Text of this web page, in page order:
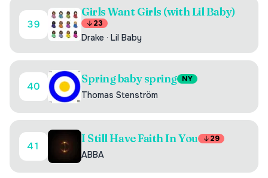
39
Girls Want Girls (with Lil Baby)
23
Drake · Lil Baby
40
Spring baby spring NY
Thomas Stenström
41
I Still Have Faith In You 29
ABBA